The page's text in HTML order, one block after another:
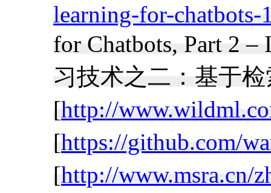
learning-for-chatbots-
for Chatbots, Part 2
习技术之二：基于
[http://
[https://github.com/
[http://www.msra.cn/